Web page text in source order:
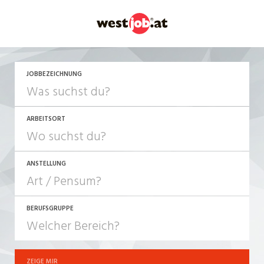
JOBBEZEICHNUNG
ARBEITSORT
ANSTELLUNG
JOB-TYP
Festanstellung
BERUFSGRUPPE
ZEIGE MIR